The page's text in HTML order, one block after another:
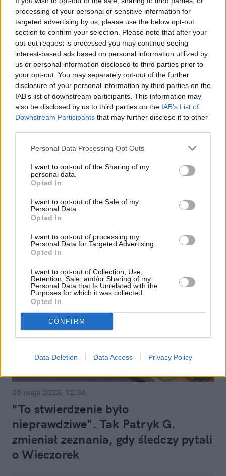
processing of your personal or sensitive information for
targeted advertising by us, please use the below opt-out
section to confirm your selection. Please note that after your
opt-out request is processed you may continue seeing
interest-based ads based on personal information utilized by
us or personal information disclosed to third parties prior to
your opt-out. You may separately opt-out of the further
disclosure of your personal information by third parties on the
IAB’s list of downstream participants. This information may
also be disclosed by us to third parties on the IAB’s List of
Downstream Participants that may further disclose it to other
Personal Data Processing Opt Outs
I want to opt-out of the Sharing of my
personal data.
Opted In
I want to opt-out of the Sale of my
Personal Data.
Opted In
I want to opt-out of processing my
Personal Data for Targeted Advertising.
Opted In
I want to opt-out of Collection, Use,
Retention, Sale, and/or Sharing of my
Personal Data that Is Unrelated with the
Purposes for which it was collected.
Opted In
CONFIRM
Data Deletion Data Access Privacy Policy
08 maja 2023, 19:27
"Nawet wpadł w trans". Dziwna
wizja śledczego podczas poszukiwań
Wieczorek
05 maja 2023, 12:36
"To stwierdzenie było
nieprawdziwe". Tak Patryk G.
zmieniał zeznania, gdy śledczy pytali
o Wieczorek